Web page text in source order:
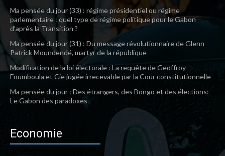
Ma pensée du jour (33) : régime présidentiel ou régime
parlementaire : quel type de régime politique pour le Gabon
d’après la Transition ?
Ma pensée du jour (31) : Du message révolutionnaire de Glenn
Patrick Moundendé, martyr de la république
Modification de la loi électorale : La requête de Geoffroy
Foumboula et Cie jugée irrecevable par la Cour constitutionnelle
Ma pensée du jour : Des étrangers, des Bongo et des élections:
Le Gabon des paradoxes
Economie